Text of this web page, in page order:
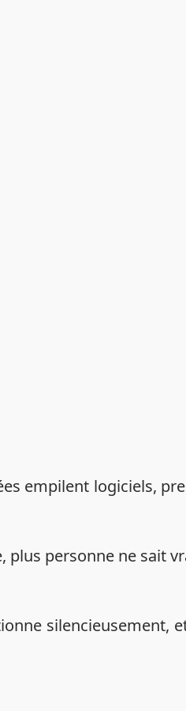
empilent logiciels,
plus personne ne sait
silencieusement,